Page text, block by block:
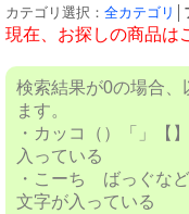
カテゴリ選択： 全カテゴリ
現在、お探しの商品は
検索結果が0の場合
ます。
・カッコ（）「」【
入っている
・こーち ばっぐな
文字が入っている